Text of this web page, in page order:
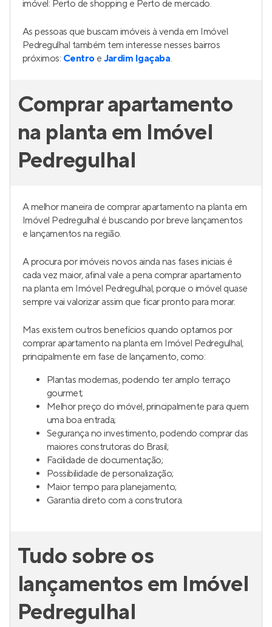
imóvel: Perto de shopping e Perto de mercado.
As pessoas que buscam imóveis à venda em Imóvel
Pedregulhal também tem interesse nesses bairros
próximos: Centro eJardim Igaçaba.
Comprar apartamento
na planta em Imóvel
Pedregulhal
A melhor maneira de comprar apartamento na planta em
Imóvel Pedregulhal é buscando por breve lançamentos
e lançamentos na região.
A procura por imóveis novos ainda nas fases iniciais é
cada vez maior, afinal vale a pena comprar apartamento
na planta em Imóvel Pedregulhal, porque o imóvel quase
sempre vai valorizar assim que ficar pronto para morar.
Mas existem outros benefícios quando optamos por
comprar apartamento na planta em Imóvel Pedregulhal,
principalmente em fase de lançamento, como:
Plantas modernas, podendo ter amplo terraço
gourmet;
Melhor preço do imóvel, principalmente para quem
uma boa entrada;
Segurança no investimento, podendo comprar das
maiores construtoras do Brasil;
Facilidade de documentação;
Possibilidade de personalização;
Maior tempo para planejamento;
Garantia direto com a construtora.
Tudo sobre os
lançamentos em Imóvel
Pedregulhal